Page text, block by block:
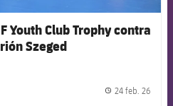
Youth Club Trophy contra
Szeged
24 feb. 26